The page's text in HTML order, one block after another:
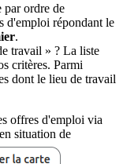
par ordre de
d'emploi répondant le
.
travail » ? La liste
critères. Parmi
dont le lieu de travail
offres d'emploi via
situation de